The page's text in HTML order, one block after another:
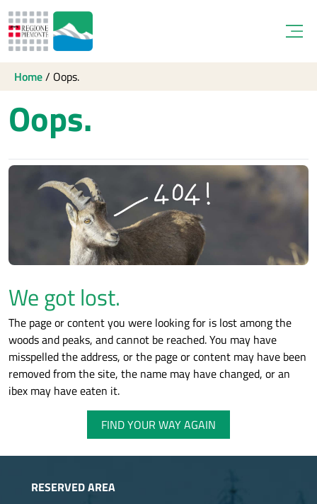
Home/ Oops.
Oops.
We got lost.
The page or content you were looking for is lost among the
woods and peaks, and cannot be reached. You may have
misspelled the address, or the page or content may have been
removed from the site, the name may have changed, or an
ibex may have eaten it.
FIND YOUR WAY AGAIN
RESERVED AREA